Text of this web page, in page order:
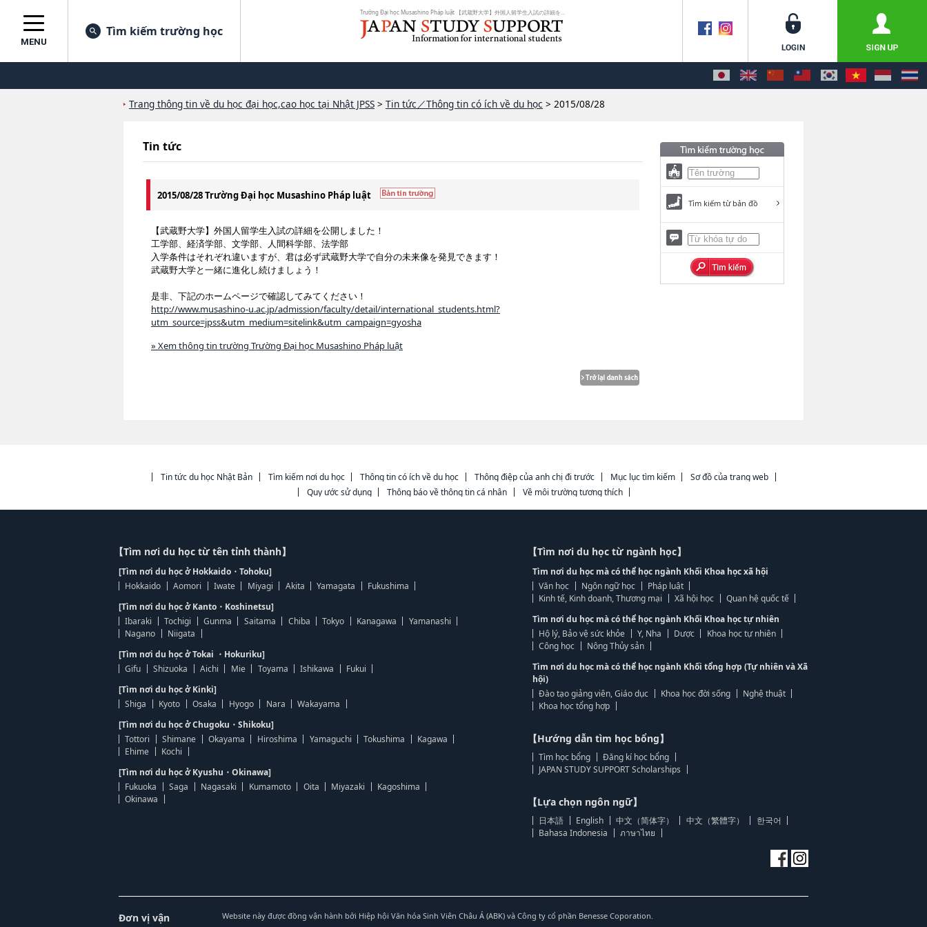
MENU
Tìm kiếm trường học
Trang thông tin về du học đại học,cao học tại Nhật JPSS > Tin tức／Thông tin có ích về du học > 2015/08/28
Tin tức
2015/08/28 Trường Đại học Musashino Pháp luật
【武蔵野大学】外国人留学生入試の詳細を公開しました！
工学部、経済学部、文学部、人間科学部、法学部
入学条件はそれぞれ違いますが、君は必ず武蔵野大学で自分の未来像を発見できます！
武蔵野大学と一緒に進化し続けましょう！
是非、下記のホームページで確認してみてください！
http://www.musashino-u.ac.jp/admission/faculty/detail/international_students.html?
utm_source=jpss&utm_medium=sitelink&utm_campaign=gyosha
» Xem thông tin trường Trường Đại học Musashino Pháp luật
Tìm kiếm từ bản đồ
Tin tức du học Nhật Bản Tìm kiếm nơi du học Thông tin có ích về du học Thông điệp của anh chị đi trước Mục lục tìm kiếm
Sơ đồ của trang web
Quy ước sử dụng
Thông báo về thông tin cá nhân Về môi trường tương thích
【Tìm nơi du học từ tên tỉnh thành】
[Tìm nơi du học ở Hokkaido・Tohoku]
Hokkaido
Aomori Iwate Miyagi Akita Yamagata
Fukushima
[Tìm nơi du học ở Kanto・Koshinetsu]
Ibaraki
Tochigi Gunma Saitama Chiba Tokyo Kanagawa
Yamanashi
Nagano
Niigata
[Tìm nơi du học ở Tokai ・Hokuriku]
Gifu
Shizuoka Aichi Mie Toyama Ishikawa
Fukui
[Tìm nơi du học ở Kinki]
Shiga
Kyoto Osaka Hyogo Nara
Wakayama
[Tìm nơi du học ở Chugoku・Shikoku]
Tottori
Shimane Okayama Hiroshima Yamaguchi Tokushima
Kagawa
Ehime
Kochi
[Tìm nơi du học ở Kyushu・Okinawa]
Fukuoka
Saga Nagasaki Kumamoto Oita Miyazaki
Kagoshima
Okinawa
【Tìm nơi du học từ ngành học】
Tìm nơi du học mà có thể học ngành Khối Khoa học xã hội
Văn học
Ngôn ngữ học
Pháp luật
Kinh tế, Kinh doanh, Thương mại
Xã hội học
Quan hệ quốc tế
Tìm nơi du học mà có thể học ngành Khối Khoa học tự nhiên
Hộ lý, Bảo vệ sức khỏe
Y, Nha Dược
Khoa học tự nhiên
Công học
Nông Thủy sản
Tìm nơi du học mà có thể học ngành Khối tổng hợp (Tự nhiên và Xã
hội)
Đào tạo giảng viên, Giáo dục
Khoa học đời sống
Nghệ thuật
Khoa học tổng hợp
【Hướng dẫn tìm học bổng】
Tìm học bổng
Đăng kí học bổng
JAPAN STUDY SUPPORT Scholarships
【Lựa chọn ngôn ngữ】
日本語 English 中文（简体字） 中文（繁體字）
한국어
Bahasa Indonesia
ภาษาไทย
Đơn vị vận
Website này được đồng vận hành bởi Hiệp hội Văn hóa Sinh Viên Châu Á (ABK) và Công ty cổ phần Benesse Coporation.